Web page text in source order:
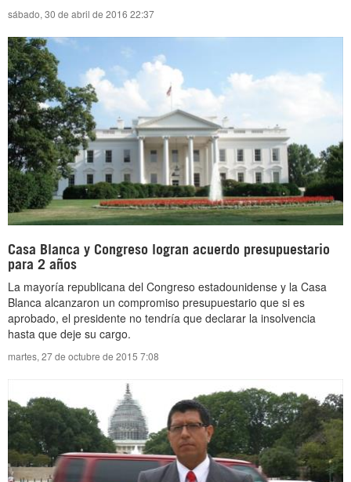
sábado, 30 de abril de 2016 22:37
Casa Blanca y Congreso logran acuerdo presupuestario
para 2 años
La mayoría republicana del Congreso estadounidense y la Casa
Blanca alcanzaron un compromiso presupuestario que si es
aprobado, el presidente no tendría que declarar la insolvencia
hasta que deje su cargo.
martes, 27 de octubre de 2015 7:08